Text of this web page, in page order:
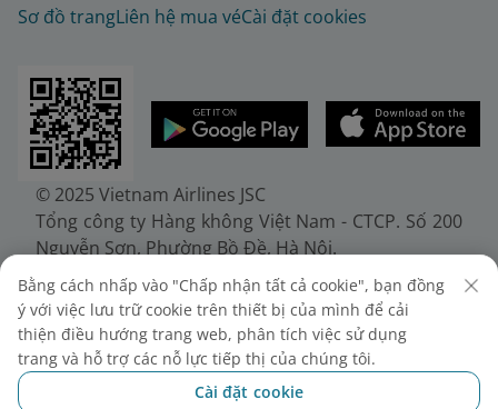
Sơ đồ trangLiên hệ mua véCài đặt cookies
© 2025 Vietnam Airlines JSC
Tổng công ty Hàng không Việt Nam - CTCP. Số 200
Nguyễn Sơn, Phường Bồ Đề, Hà Nội.
Điện thoại: (+84-24) 38272289. Fax: (+84-24)
38722375
Giấy chứng nhận đăng ký doanh nghiệp, mã số
doanh nghiệp 0100107518, đăng ký lần đầu ngày
30/6/2010, đăng ký thay đổi lần thứ 10 ngày
Bằng cách nhấp vào "Chấp nhận tất cả cookie", bạn đồng
ý với việc lưu trữ cookie trên thiết bị của mình để cải
thiện điều hướng trang web, phân tích việc sử dụng
trang và hỗ trợ các nỗ lực tiếp thị của chúng tôi.
Cài đặt cookie